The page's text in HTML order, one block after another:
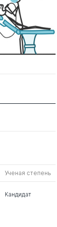
Ученая степень
Кандидат